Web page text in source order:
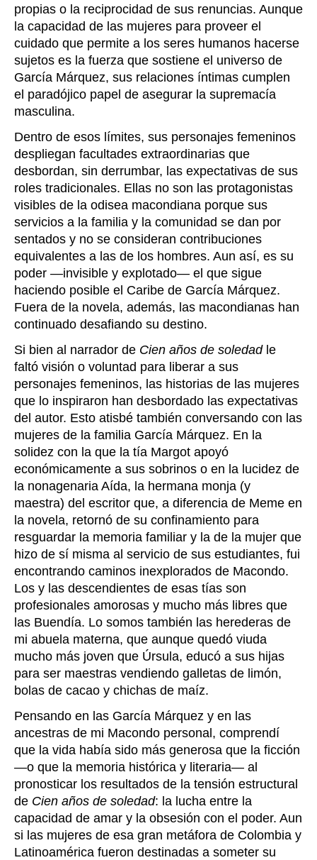
propias o la reciprocidad de sus renuncias. Aunque
la capacidad de las mujeres para proveer el
cuidado que permite a los seres humanos hacerse
sujetos es la fuerza que sostiene el universo de
García Márquez, sus relaciones íntimas cumplen
el paradójico papel de asegurar la supremacía
masculina.
Dentro de esos límites, sus personajes femeninos
despliegan facultades extraordinarias que
desbordan, sin derrumbar, las expectativas de sus
roles tradicionales. Ellas no son las protagonistas
visibles de la odisea macondiana porque sus
servicios a la familia y la comunidad se dan por
sentados y no se consideran contribuciones
equivalentes a las de los hombres. Aun así, es su
poder —invisible y explotado— el que sigue
haciendo posible el Caribe de García Márquez.
Fuera de la novela, además, las macondianas han
continuado desafiando su destino.
Si bien al narrador de Cien años de soledadle
faltó visión o voluntad para liberar a sus
personajes femeninos, las historias de las mujeres
que lo inspiraron han desbordado las expectativas
del autor. Esto atisbé también conversando con las
mujeres de la familia García Márquez. En la
solidez con la que la tía Margot apoyó
económicamente a sus sobrinos o en la lucidez de
la nonagenaria Aída, la hermana monja (y
maestra) del escritor que, a diferencia de Meme en
la novela, retornó de su confinamiento para
resguardar la memoria familiar y la de la mujer que
hizo de sí misma al servicio de sus estudiantes, fui
encontrando caminos inexplorados de Macondo.
Los y las descendientes de esas tías son
profesionales amorosas y mucho más libres que
las Buendía. Lo somos también las herederas de
mi abuela materna, que aunque quedó viuda
mucho más joven que Úrsula, educó a sus hijas
para ser maestras vendiendo galletas de limón,
bolas de cacao y chichas de maíz.
Pensando en las García Márquez y en las
ancestras de mi Macondo personal, comprendí
que la vida había sido más generosa que la ficción
—o que la memoria histórica y literaria— al
pronosticar los resultados de la tensión estructural
de Cien años de soledad: la lucha entre la
capacidad de amar y la obsesión con el poder. Aun
si las mujeres de esa gran metáfora de Colombia y
Latinoamérica fueron destinadas a someter su